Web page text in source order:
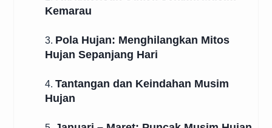
Kemarau
3. Pola Hujan: Menghilangkan Mitos
Hujan Sepanjang Hari
4. Tantangan dan Keindahan Musim
Hujan